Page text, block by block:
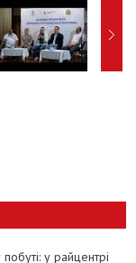
у райцентрі